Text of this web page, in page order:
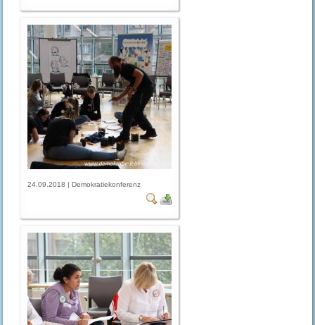
24.09.2018 | Demokratiekonferenz